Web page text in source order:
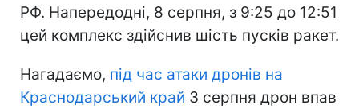
РФ. Напередодні, 8 серпня, з 9:25 до 12:51
цей комплекс здійснив шість пусків ракет.
Нагадаємо, під час атаки дронів на
Краснодарський край 3 серпня дрон впав